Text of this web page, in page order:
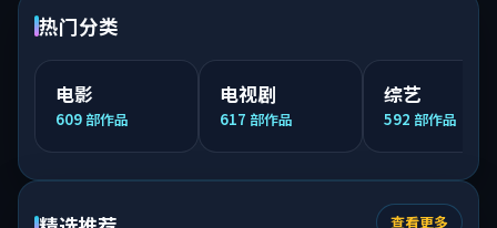
热门分类
电影
609 部作品
电视剧
617 部作品
综艺
592 部作品
查看更多